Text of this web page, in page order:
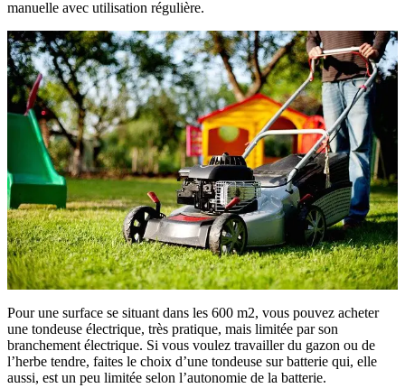
manuelle avec utilisation régulière.
Pour une surface se situant dans les 600 m2, vous pouvez acheter
une tondeuse électrique, très pratique, mais limitée par son
branchement électrique. Si vous voulez travailler du gazon ou de
l’herbe tendre, faites le choix d’une tondeuse sur batterie qui, elle
aussi, est un peu limitée selon l’autonomie de la batterie.